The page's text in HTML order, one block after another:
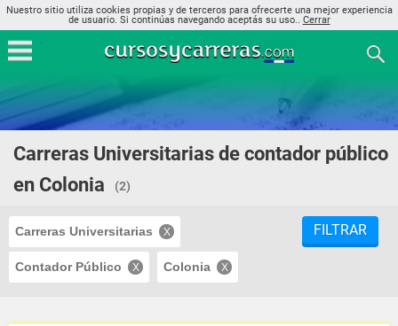
Nuestro sitio utiliza cookies propias y de terceros para ofrecerte una mejor experiencia
de usuario. Si continúas navegando aceptás su uso.. Cerrar
Carreras Universitarias de contador público
en Colonia
(2)
Carreras Universitarias
Contador Público Colonia
FILTRAR